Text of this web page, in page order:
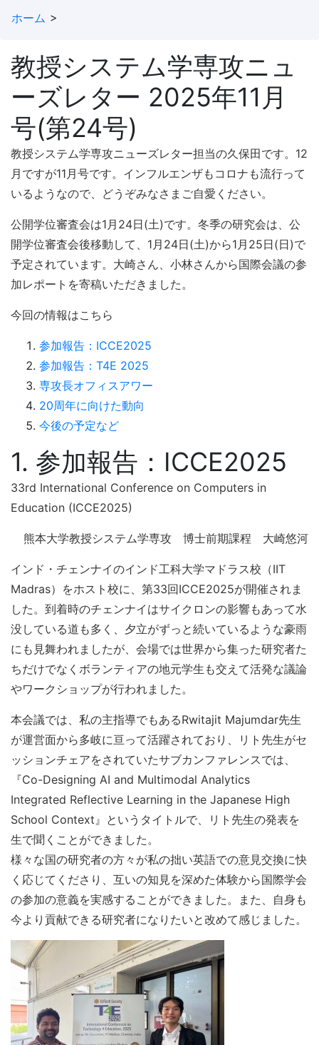
ホーム
教授システム学専攻ニュ
ーズレター 2025年11月
号(第24号)
教授システム学専攻ニューズレター担当の久保田です。12
月ですが11月号です。インフルエンザもコロナも流行って
いるようなので、どうぞみなさまご自愛ください。
公開学位審査会は1月24日(土)です。冬季の研究会は、公
開学位審査会後移動して、1月24日(土)から1月25日(日)で
予定されています。大崎さん、小林さんから国際会議の参
加レポートを寄稿いただきました。
今回の情報はこちら
参加報告：ICCE2025
参加報告：T4E 2025
専攻長オフィスアワー
20周年に向けた動向
今後の予定など
1. 参加報告：ICCE2025
33rd International Conference on Computers in
Education (ICCE2025)
熊本大学教授システム学専攻 博士前期課程 大崎悠河
インド・チェンナイのインド工科大学マドラス校（IIT
Madras）をホスト校に、第33回ICCE2025が開催されま
した。到着時のチェンナイはサイクロンの影響もあって水
没している道も多く、夕立がずっと続いているような豪雨
にも見舞われましたが、会場では世界から集った研究者た
ちだけでなくボランティアの地元学生も交えて活発な議論
やワークショップが行われました。
本会議では、私の主指導でもあるRwitajit Majumdar先生
が運営面から多岐に亘って活躍されており、リト先生がセ
ッションチェアをされていたサブカンファレンスでは、
『Co-Designing AI and Multimodal Analytics
Integrated Reflective Learning in the Japanese High
School Context』というタイトルで、リト先生の発表を
生で聞くことができました。
様々な国の研究者の方々が私の拙い英語での意見交換に快
く応じてくださり、互いの知見を深めた体験から国際学会
の参加の意義を実感することができました。また、自身も
今より貢献できる研究者になりたいと改めて感じました。